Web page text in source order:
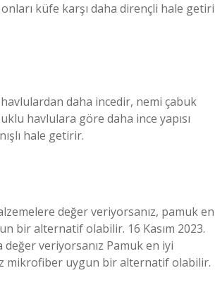
küfe karşı daha dirençli hale
daha incedir, nemi çabuk
havlulara göre daha ince yapısı
hale getirir.
değer veriyorsanız, pamuk en
bir alternatif olabilir. 16 Kasım 2023.
veriyorsanız Pamuk en iyi
mikrofiber uygun bir alternatif olabilir.